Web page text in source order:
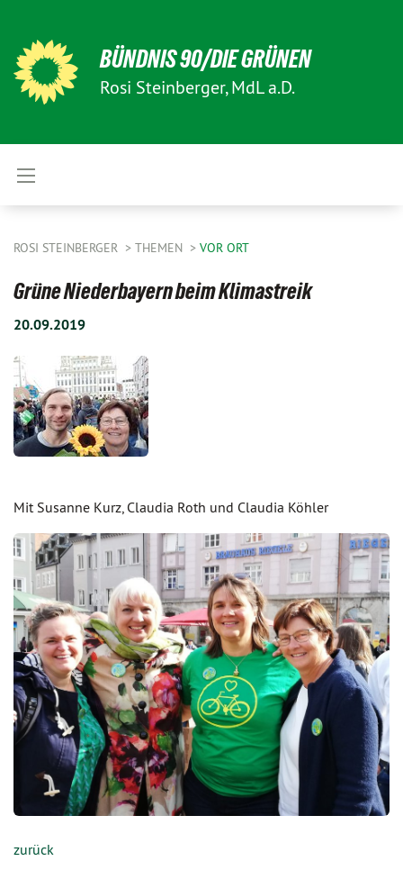
BÜNDNIS 90/DIE GRÜNEN
Rosi Steinberger, MdL a.D.
ROSI STEINBERGER THEMEN VOR ORT
Grüne Niederbayern beim Klimastreik
20.09.2019
Mit Susanne Kurz, Claudia Roth und Claudia Köhler
zurück